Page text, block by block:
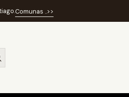
Comunas ..>>
Perfume